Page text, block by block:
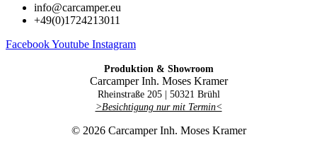
info@carcamper.eu
+49(0)1724213011
FacebookYoutube Instagram
Produktion & Showroom
Carcamper Inh. Moses Kramer
Rheinstraße 205 | 50321 Brühl
>Besichtigung nur mit Termin<
© 2026 Carcamper Inh. Moses Kramer